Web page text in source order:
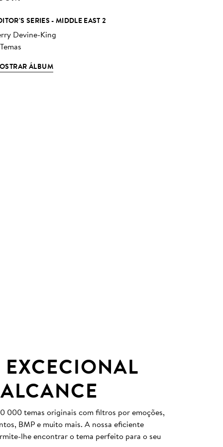
SERIES - MIDDLE EAST 2
Devine-King
ÁLBUM
000 temas originais com filtros por emoções,
BMP e muito mais. A nossa eficiente
lhe encontrar o tema perfeito para o seu